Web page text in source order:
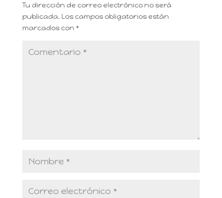
Tu dirección de correo electrónico no será
publicada. Los campos obligatorios están
marcados con *